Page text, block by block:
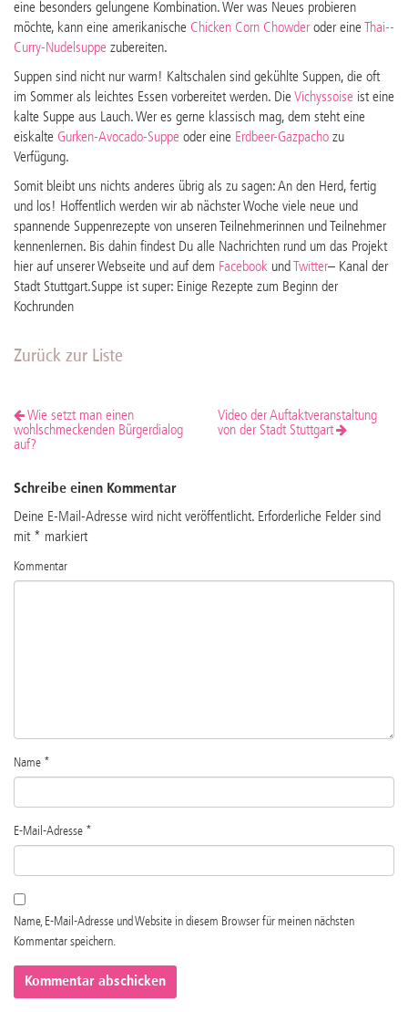
eine besonders gelungene Kombination. Wer was Neues probieren
möchte, kann eine amerikanische Chicken Corn Chowderoder eine Thai-­
Curry­-Nudelsuppe zubereiten.
Suppen sind nicht nur warm! Kaltschalen sind gekühlte Suppen, die oft
im Sommer als leichtes Essen vorbereitet werden. DieVichyssoise ist eine
kalte Suppe aus Lauch. Wer es gerne klassisch mag, dem steht eine
eiskalte Gurken­-Avocado­-Suppe oder eine Erdbeer-Gazpacho zu
Verfügung.
Somit bleibt uns nichts anderes übrig als zu sagen: An den Herd, fertig
und los! Hoffentlich werden wir ab nächster Woche viele neue und
spannende Suppenrezepte von unseren Teilnehmerinnen und Teilnehmer
kennenlernen. Bis dahin findest Du alle Nachrichten rund um das Projekt
hier auf unserer Webseite und auf dem Facebook­ und Twitter­– Kanal der
Stadt Stuttgart.Suppe ist super: Einige Rezepte zum Beginn der
Kochrunden
Zurück zur Liste
Wie setzt man einen
wohlschmeckenden Bürgerdialog
auf?
Video der Auftaktveranstaltung
von der Stadt Stuttgart
Schreibe einen Kommentar
Deine E-Mail-Adresse wird nicht veröffentlicht. Erforderliche Felder sind
mit * markiert
Kommentar
Name *
E-Mail-Adresse *
Name, E-Mail-Adresse und Website in diesem Browser für meinen nächsten
Kommentar speichern.